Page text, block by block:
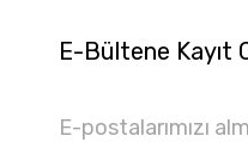
E-Bültene Kayıt
E-postalarımızı